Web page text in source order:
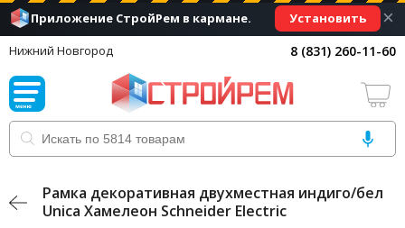
Приложение СтройРем в кармане. Установить ×
Нижний Новгород 8 (831) 260-11-60
Рамка декоративная двухместная индиго/бел
Unica Хамелеон Schneider Electric